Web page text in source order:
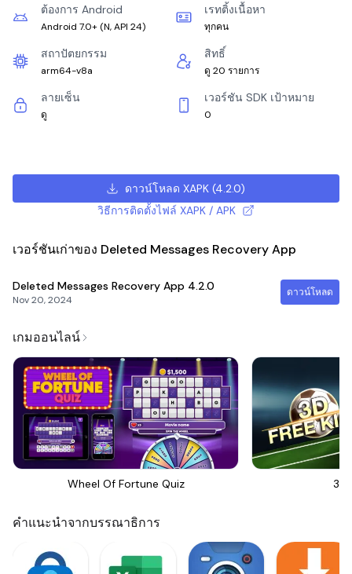
ต้องการ Android
Android 7.0+ (N, API 24)
เรทติ้งเนื้อหา
ทุกคน
สถาปัตยกรรม
arm64-v8a
สิทธิ์
ดู 20 รายการ
ลายเซ็น
ดู
เวอร์ชัน SDK เป้าหมาย
0
ดาวน์โหลด XAPK (4.2.0)
วิธีการติดตั้งไฟล์ XAPK / APK
เวอร์ชันเก่าของ Deleted Messages Recovery App
Deleted Messages Recovery App 4.2.0
Nov 20, 2024
ดาวน์โหลด
เกมออนไลน์
Wheel Of Fortune Quiz 3D
คำแนะนำจากบรรณาธิการ